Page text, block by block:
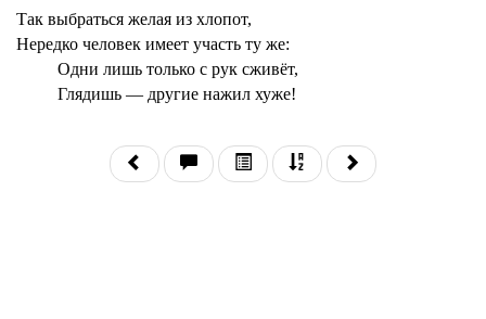
Так выбраться желая из хлопот,
Нередко человек имеет участь ту же:
Одни лишь только с рук сживёт,
Глядишь — другие нажил хуже!